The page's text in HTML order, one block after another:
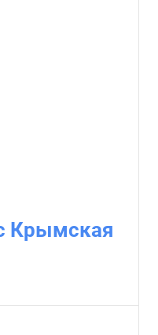
Крымская